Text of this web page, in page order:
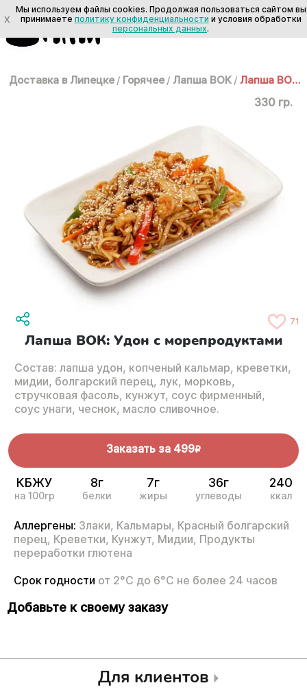
Доставка в Липецке / Горячее / Лапша ВОК / Лапша ВОК: Удон с морепродуктами
330 гр.
71
Лапша ВОК: Удон с морепродуктами
Состав: лапша удон, копченый кальмар, креветки,
мидии, болгарский перец, лук, морковь,
стручковая фасоль, кунжут, соус фирменный,
соус унаги, чеснок, масло сливочное.
Заказать за 499R
КБЖУ
на 100гр
8г
белки
7г
жиры
36г
углеводы
240
ккал
Аллергены: Злаки, Кальмары, Красный болгарский
перец, Креветки, Кунжут, Мидии, Продукты
переработки глютена
Срок годности от 2°С до 6°С не более 24 часов
Добавьте к своему заказу
Для клиентов
X
Мы используем файлы cookies. Продолжая пользоваться сайтом вы
принимаете политику конфиденциальности и условия обработки
персональных данных.